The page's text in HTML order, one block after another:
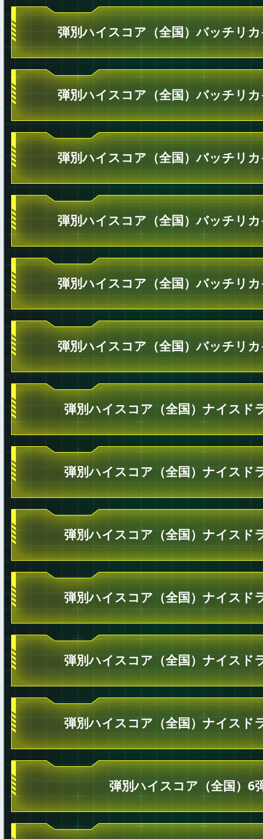
弾別ハイスコア（全国）バッチリ
弾別ハイスコア（全国）バッチリ
弾別ハイスコア（全国）バッチリ
弾別ハイスコア（全国）バッチリ
弾別ハイスコア（全国）バッチリ
弾別ハイスコア（全国）バッチリ
弾別ハイスコア（全国）ナイスド
弾別ハイスコア（全国）ナイスド
弾別ハイスコア（全国）ナイスド
弾別ハイスコア（全国）ナイスド
弾別ハイスコア（全国）ナイスド
弾別ハイスコア（全国）ナイスド
弾別ハイスコア（全国）6